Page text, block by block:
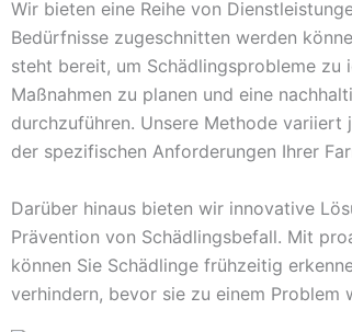
Wir bieten eine Reihe von
Bedürfnisse zugeschnitten werden
steht bereit, um Schädlingsprobleme zu
Maßnahmen zu planen und eine
durchzuführen. Unsere Methode variiert
der spezifischen Anforderungen Ihrer
Darüber hinaus bieten wir innovative
Prävention von Schädlingsbefall. Mit
können Sie Schädlinge frühzeitig
verhindern, bevor sie zu einem Problem